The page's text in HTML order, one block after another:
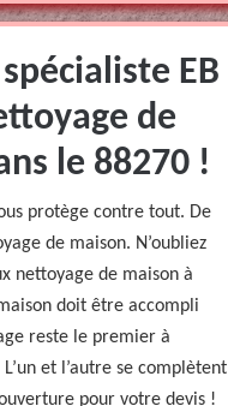
EB
de
le 88270 !
protège contre tout. De
de maison. N’oubliez
nettoyage de maison à
doit être accompli
reste le premier à
et l’autre se complètent
pour votre devis !